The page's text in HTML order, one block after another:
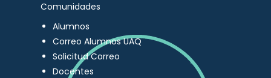
Comunidades
Alumnos
Correo Alumnos UAQ
Solicitud Correo
Docentes